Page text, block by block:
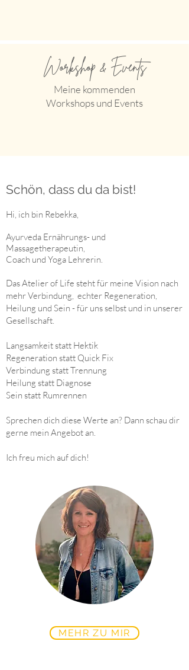
Workshop & Events
Meine kommenden
Workshops und Events
Schön, dass du da bist!
Hi, ich bin Rebekka,
Ayurveda Ernährungs- und
Massagetherapeutin,
Coach und Yoga Lehrerin.
Das Atelier of Life steht für meine Vision nach
mehr Verbindung, echter Regeneration,
Heilung und Sein - für uns selbst und in unserer
Gesellschaft.
Langsamkeit statt Hektik
Regeneration statt Quick Fix
Verbindung statt Trennung
Heilung statt Diagnose
Sein statt Rumrennen
Sprechen dich diese Werte an? Dann schau dir
gerne mein Angebot an.
Ich freu mich auf dich!
MEHR ZU MIR